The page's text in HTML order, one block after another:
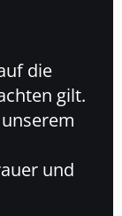
die
gilt.
und